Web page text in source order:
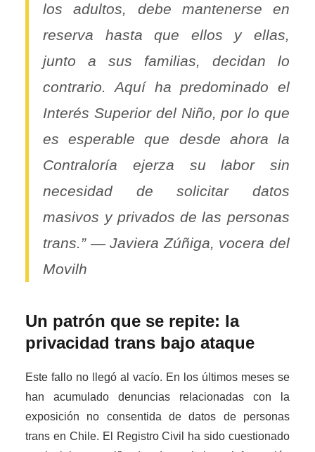
los adultos, debe mantenerse en
reserva hasta que ellos y ellas,
junto a sus familias, decidan lo
contrario. Aquí ha predominado el
Interés Superior del Niño, por lo que
es esperable que desde ahora la
Contraloría ejerza su labor sin
necesidad de solicitar datos
masivos y privados de las personas
trans.” — Javiera Zúñiga, vocera del
Movilh
Un patrón que se repite: la
privacidad trans bajo ataque
Este fallo no llegó al vacío. En los últimos meses se
han acumulado denuncias relacionadas con la
exposición no consentida de datos de personas
trans en Chile. El Registro Civil ha sido cuestionado